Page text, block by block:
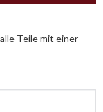
Teile mit einer